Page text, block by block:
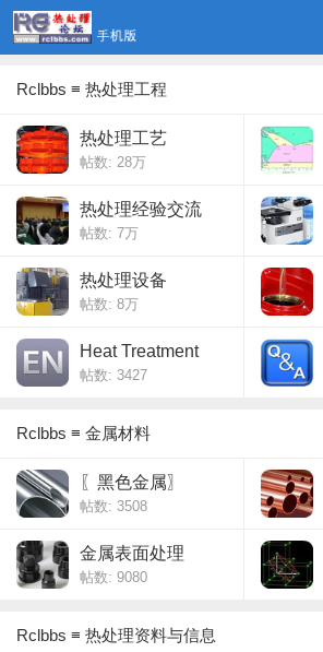
Rclbbs ≡ 热处理工程
热处理工艺
帖数: 28万
热处理经验交流
帖数: 7万
热处理设备
帖数: 8万
Heat Treatment
帖数: 3427
Rclbbs ≡ 金属材料
〖黑色金属〗
帖数: 3508
金属表面处理
帖数: 9080
Rclbbs ≡ 热处理资料与信息